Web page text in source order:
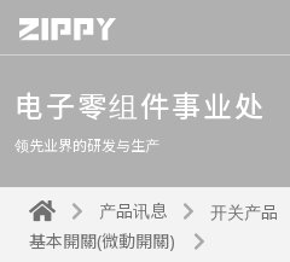
电子零组件事业处
领先业界的研发与生产
产品讯息
开关产品
基本開關(微動開關)